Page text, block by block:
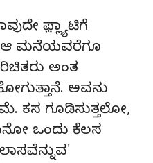
ಫ಼್ಲ್ಯಾಟಿಗೆ
ಆ ಮನೆಯವರೆಗೂ
ಅಂತ
ಅವನು
ಕಸ ಗೂಡಿಸುತ್ತಲೋ,
ಒಂದು ಕೆಲಸ